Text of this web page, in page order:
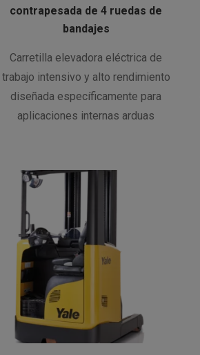
contrapesada de 4 ruedas de
bandajes
Carretilla elevadora eléctrica de
trabajo intensivo y alto rendimiento
diseñada específicamente para
aplicaciones internas arduas